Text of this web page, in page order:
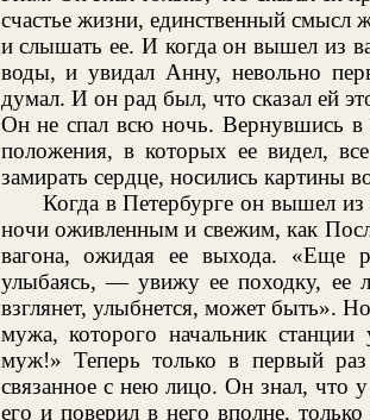
счастье жизни, единственный смысл
и слышать ее. И когда он вышел из
воды, и увидал Анну, невольно
думал. И он рад был, что сказал ей
Он не спал всю ночь. Вернувшись в
положения, в которых ее видел,
замирать сердце, носились картины
Когда в Петербурге он вышел из
ночи оживленным и свежим, как
вагона, ожидая ее выхода. «Еще
улыбаясь, — увижу ее походку, ее
взглянет, улыбнется, может быть».
мужа, которого начальник
муж!» Теперь только в первый
связанное с нею лицо. Он знал, что
его и поверил в него вполне,